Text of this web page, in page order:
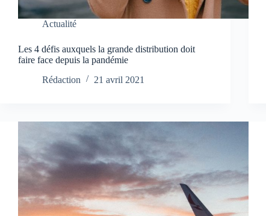
Actualité
Les 4 défis auxquels la grande distribution doit
faire face depuis la pandémie
Rédaction
21 avril 2021